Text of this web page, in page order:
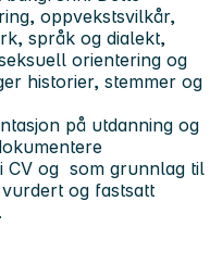
oppvekstsvilkår,
språk og dialekt,
orientering og
historier, stemmer og
på utdanning og
CV og som grunnlag til
og fastsatt